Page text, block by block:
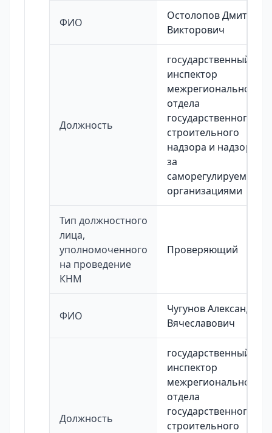
ФИО
Остолопов Дмитрий
Викторович
Должность
государственный
инспектор
межрегионального
отдела
государственного
строительного
надзора и надзора
за
саморегулируемыми
организациями
Тип должностного
лица,
уполномоченного
на проведение
КНМ
Проверяющий
ФИО
Чугунов Александр
Вячеславович
Должность
государственный
инспектор
межрегионального
отдела
государственного
строительного